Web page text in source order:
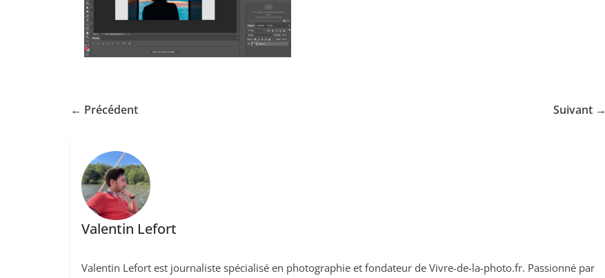
← Précédent Suivant →
Valentin Lefort
Valentin Lefort est journaliste spécialisé en photographie et fondateur de Vivre-de-la-photo.fr. Passionné par